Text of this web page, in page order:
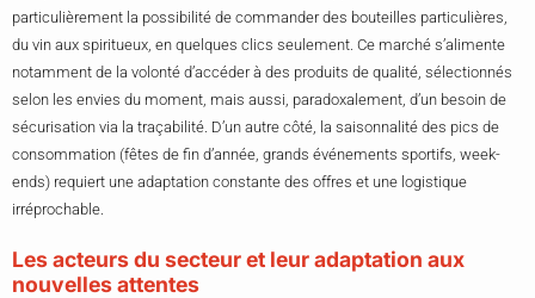
particulièrement la possibilité de commander des bouteilles particulières,
du vin aux spiritueux, en quelques clics seulement. Ce marché s’alimente
notamment de la volonté d’accéder à des produits de qualité, sélectionnés
selon les envies du moment, mais aussi, paradoxalement, d’un besoin de
sécurisation via la traçabilité. D’un autre côté, la saisonnalité des pics de
consommation (fêtes de fin d’année, grands événements sportifs, week-
ends) requiert une adaptation constante des offres et une logistique
irréprochable.
Les acteurs du secteur et leur adaptation aux
nouvelles attentes